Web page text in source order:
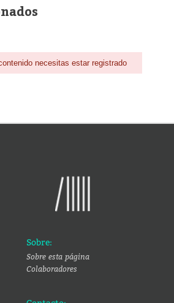
necesitas estar registrado
Sobre:
Sobre esta página
Colaboradores